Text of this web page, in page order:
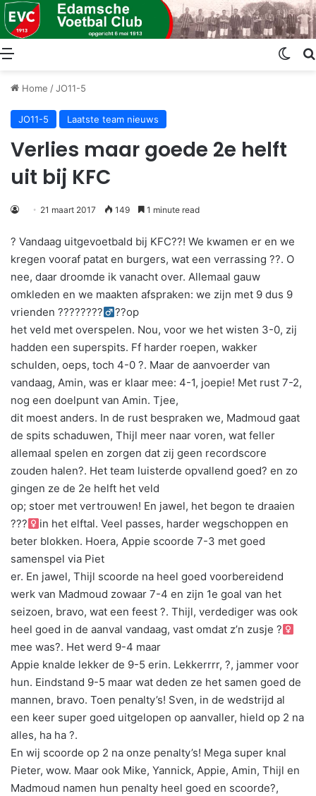
Menu
Home /JO11-5
JO11-5 Laatste team nieuws
Verlies maar goede 2e helft
uit bij KFC
21 maart 2017 149 1 minute read
? Vandaag uitgevoetbald bij KFC??! We kwamen er en we
kregen vooraf patat en burgers, wat een verrassing ??. O
nee, daar droomde ik vanacht over. Allemaal gauw
omkleden en we maakten afspraken: we zijn met 9 dus 9
vrienden ??‍???‍???‍
??op
het veld met overspelen. Nou, voor we het wisten 3-0, zij
hadden een superspits. Ff harder roepen, wakker
schulden, oeps, toch 4-0 ?. Maar de aanvoerder van
vandaag, Amin, was er klaar mee: 4-1, joepie! Met rust 7-2,
nog een doelpunt van Amin. Tjee,
dit moest anders. In de rust bespraken we, Madmoud gaat
de spits schaduwen, Thijl meer naar voren, wat feller
allemaal spelen en zorgen dat zij geen recordscore
zouden halen?. Het team luisterde opvallend goed? en zo
gingen ze de 2e helft het veld
op; stoer met vertrouwen! En jawel, het begon te draaien
???‍
in het elftal. Veel passes, harder wegschoppen en
beter blokken. Hoera, Appie scoorde 7-3 met goed
samenspel via Piet
er. En jawel, Thijl scoorde na heel goed voorbereidend
werk van Madmoud zowaar 7-4 en zijn 1e goal van het
seizoen, bravo, wat een feest ?. Thijl, verdediger was ook
heel goed in de aanval vandaag, vast omdat z’n zusje ?‍
mee was?. Het werd 9-4 maar
Appie knalde lekker de 9-5 erin. Lekkerrrr, ?, jammer voor
hun. Eindstand 9-5 maar wat deden ze het samen goed de
mannen, bravo. Toen penalty’s! Sven, in de wedstrijd al
een keer super goed uitgelopen op aanvaller, hield op 2 na
alles, ha ha ?.
En wij scoorde op 2 na onze penalty’s! Mega super knal
Pieter, wow. Maar ook Mike, Yannick, Appie, Amin, Thijl en
Madmoud namen hun penalty heel goed en scoorde?,